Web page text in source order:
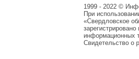
1999 - 2022 ©
При
«Свердловское
информационных
Свидетельство о